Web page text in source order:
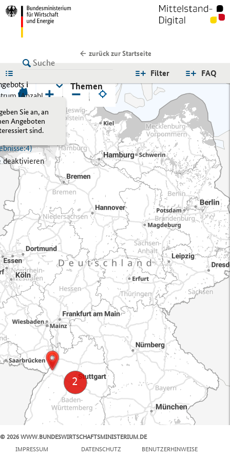
zurück zur Startseite
FAQ
Filter
i
Sie an, an
Angeboten
sind.
(Anzahl
Nebenstelle
4)
deaktivieren
Themen
+ −
© 2026 WWW.BUNDESWIRTSCHAFTSMINISTERIUM.DE
IMPRESSUM
DATENSCHUTZ BENUTZERHINWEISE